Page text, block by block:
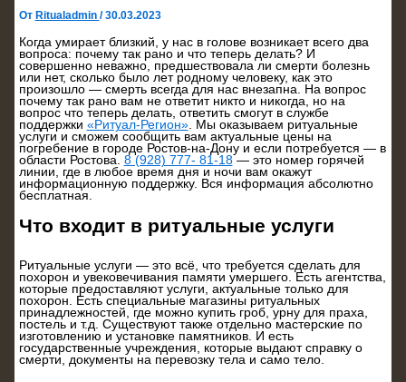
От Ritualadmin /30.03.2023
Когда умирает близкий, у нас в голове возникает всего два
вопроса: почему так рано и что теперь делать? И
совершенно неважно, предшествовала ли смерти болезнь
или нет, сколько было лет родному человеку, как это
произошло — смерть всегда для нас внезапна. На вопрос
почему так рано вам не ответит никто и никогда, но на
вопрос что теперь делать, ответить смогут в службе
поддержки «Ритуал-Регион». Мы оказываем ритуальные
услуги и сможем сообщить вам актуальные цены на
погребение в городе Ростов-на-Дону и если потребуется — в
области Ростова. 8 (928) 777- 81-18— это номер горячей
линии, где в любое время дня и ночи вам окажут
информационную поддержку. Вся информация абсолютно
бесплатная.
Что входит в ритуальные услуги
Ритуальные услуги — это всё, что требуется сделать для
похорон и увековечивания памяти умершего. Есть агентства,
которые предоставляют услуги, актуальные только для
похорон. Есть специальные магазины ритуальных
принадлежностей, где можно купить гроб, урну для праха,
постель и т.д. Существуют также отдельно мастерские по
изготовлению и установке памятников. И есть
государственные учреждения, которые выдают справку о
смерти, документы на перевозку тела и само тело.